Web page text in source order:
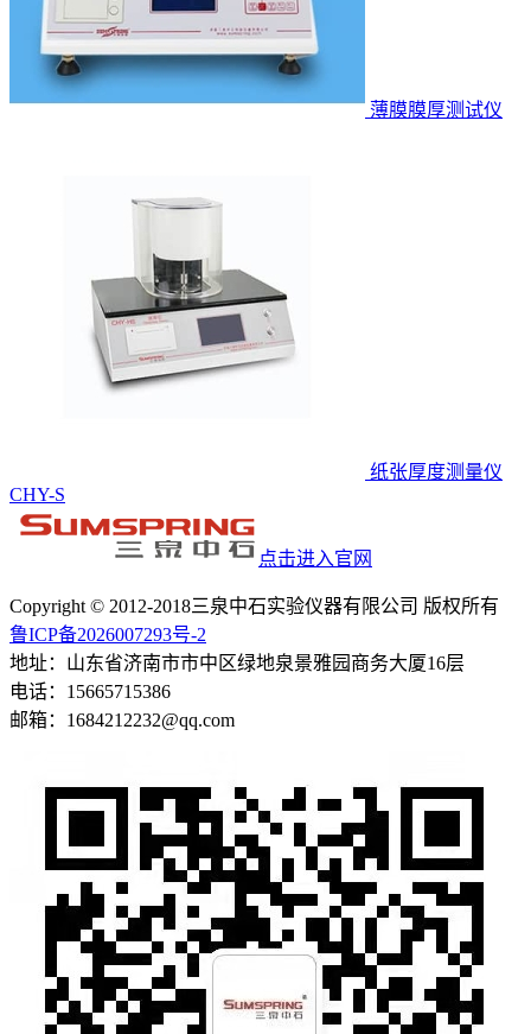
薄膜膜厚测试仪
纸张厚度测量仪
CHY-S
点击进入官网
Copyright © 2012-2018三泉中石实验仪器有限公司 版权所有
鲁ICP备2026007293号-2
地址：山东省济南市市中区绿地泉景雅园商务大厦16层
电话：15665715386
邮箱：1684212232@qq.com